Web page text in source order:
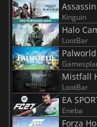
Kinguin
Halo
LootBar
Palworld
Mistfall
LootBar
EA
Eneba
Forza